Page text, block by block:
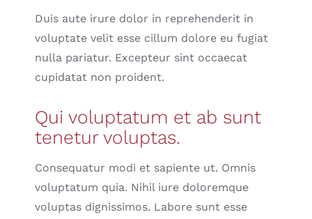
Duis aute irure dolor in reprehenderit in
voluptate velit esse cillum dolore eu fugiat
nulla pariatur. Excepteur sint occaecat
cupidatat non proident.
Qui voluptatum et ab sunt
tenetur voluptas.
Consequatur modi et sapiente ut. Omnis
voluptatum quia. Nihil iure doloremque
voluptas dignissimos. Labore sunt esse